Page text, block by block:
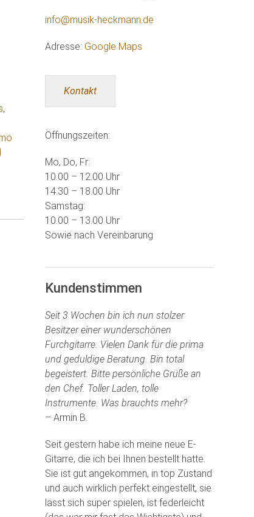
,
info@musik-heckmann.de
Adresse: Google Maps
Kontakt
Öffnungszeiten:
Mo, Do, Fr:
10.00 – 12.00 Uhr
14.30 – 18.00 Uhr
Samstag:
10.00 – 13.00 Uhr
Sowie nach Vereinbarung
Kundenstimmen
Seit 3 Wochen bin ich nun stolzer
Besitzer einer wunderschönen
Furchgitarre. Vielen Dank für die prima
und geduldige Beratung. Bin total
begeistert. Bitte persönliche Grüße an
den Chef. Toller Laden, tolle
Instrumente. Was brauchts mehr?
– Armin B.
Seit gestern habe ich meine neue E-
Gitarre, die ich bei Ihnen bestellt hatte.
Sie ist gut angekommen, in top Zustand
und auch wirklich perfekt eingestellt, sie
lässt sich super spielen, ist federleicht